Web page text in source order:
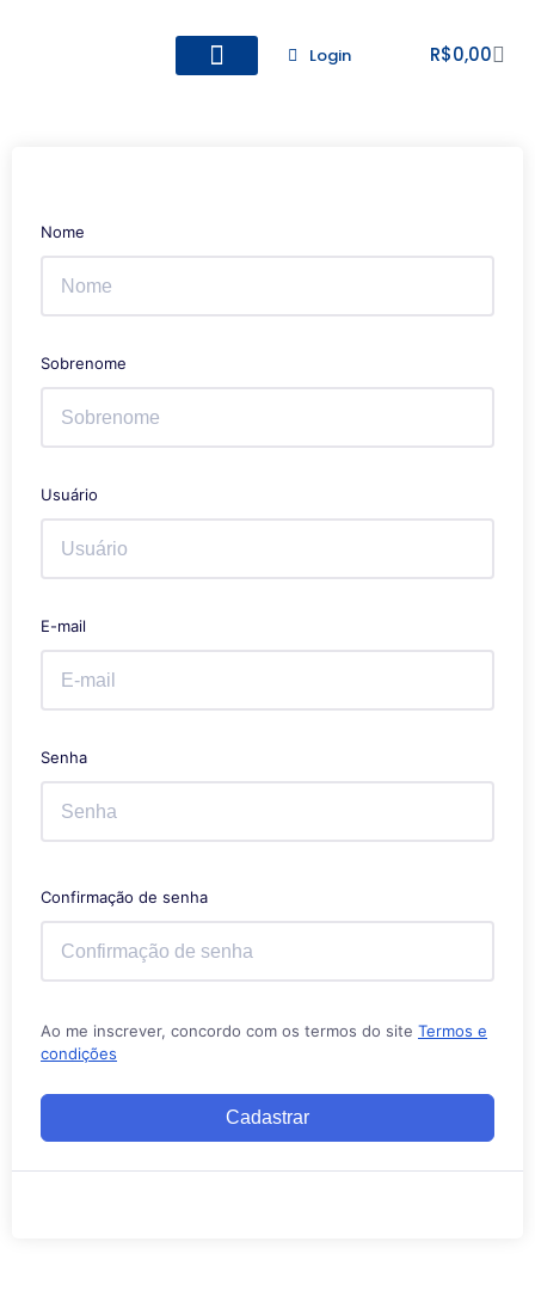
Login R$0,00
Nome
Sobrenome
Usuário
E-mail
Senha
Confirmação de senha
Ao me inscrever, concordo com os termos do site Termos e
condições
Cadastrar